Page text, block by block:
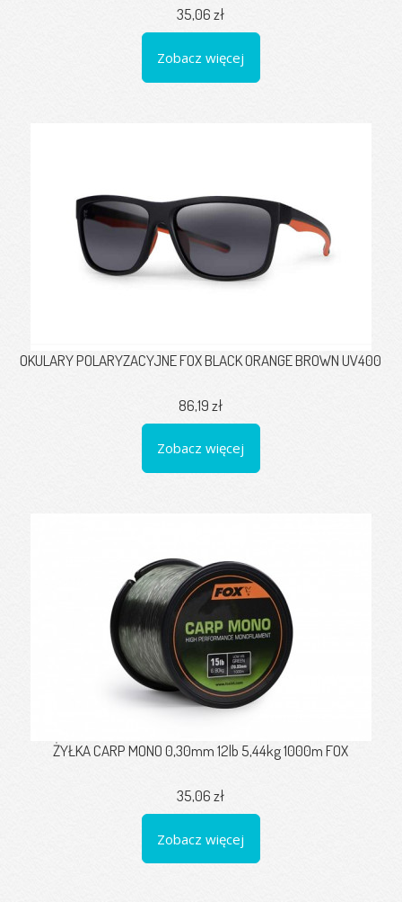
35,06 zł
Zobacz więcej
OKULARY POLARYZACYJNE FOX BLACK ORANGE BROWN UV400
86,19 zł
Zobacz więcej
ŻYŁKA CARP MONO 0,30mm 12lb 5,44kg 1000m FOX
35,06 zł
Zobacz więcej